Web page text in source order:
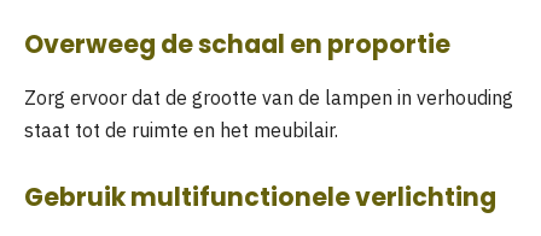
Overweeg de schaal en proportie
Zorg ervoor dat de grootte van de lampen in verhouding
staat tot de ruimte en het meubilair.
Gebruik multifunctionele verlichting